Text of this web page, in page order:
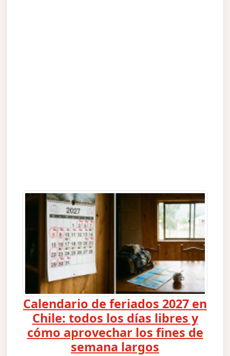
Calendario de feriados 2027 en
Chile: todos los días libres y
cómo aprovechar los fines de
semana largos